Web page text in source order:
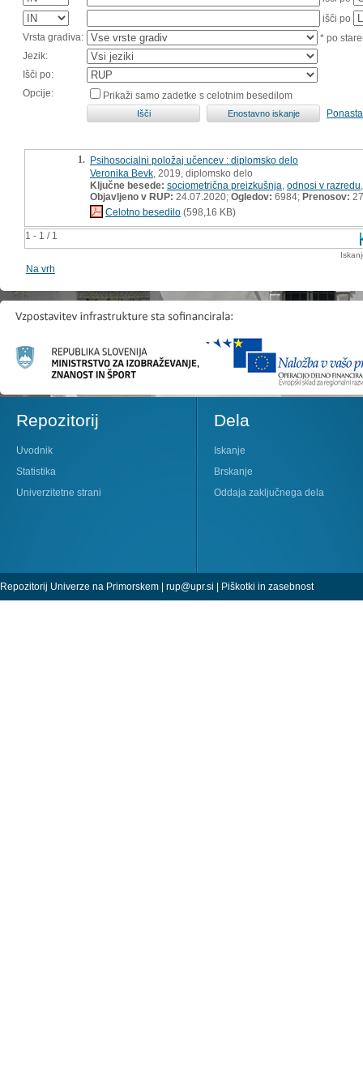
išči po
Vrsta gradiva:
* po
Jezik:
Išči po:
Opcije:
Prikaži samo zadetke s celotnim besedilom
1 - 1 / 1
1. Psihosocialni položaj učencev : diplomsko delo
Veronika Bevk , 2019, diplomsko delo
Ključne besede: sociometrična preizkušnja odnosi v razredu
Objavljeno v RUP: 24.07.2020; Ogledov: 6984; Prenosov:
Celotno besedilo (598,16 KB)
Na vrh
Repozitorij
Uvodnik
Statistika
Univerzitetne strani
Dela
Iskanje
Brskanje
Oddaja zaključnega dela
Repozitorij Univerze na Primorskem | rup@upr.si | Piškotki in zasebnost